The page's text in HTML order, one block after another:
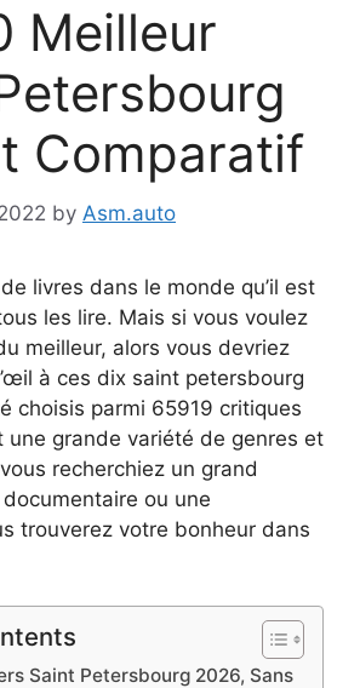
Meilleur
Comparatif
by Asm.auto
livres dans le monde qu’il est
les lire. Mais si vous voulez
meilleur, alors vous devriez
à ces dix saint petersbourg
choisis parmi 65919 critiques
une grande variété de genres et
recherchiez un grand
ou une
trouverez votre bonheur dans
Saint Petersbourg 2026, Sans